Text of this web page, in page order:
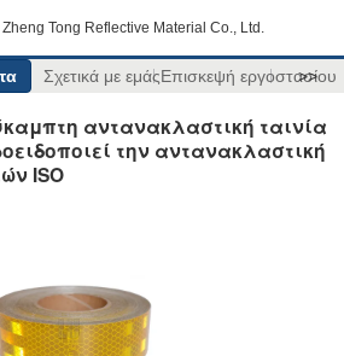
Zheng Tong Reflective Material Co., Ltd.
Σχετικά με εμάςΕπισκεψή εργοστασίου
>>
αντανακλαστική ταινία
την αντανακλαστική
ISO